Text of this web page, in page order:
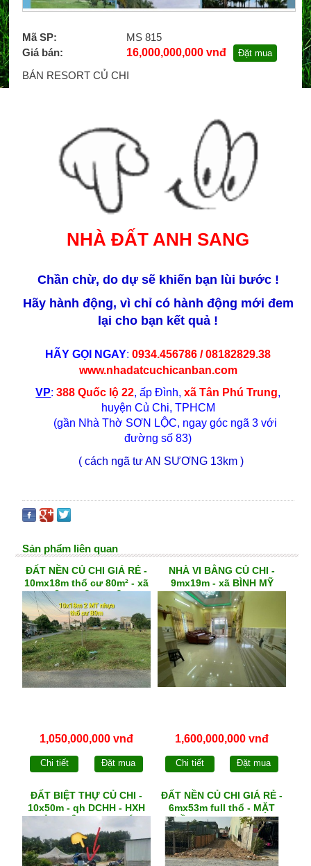
Mã SP:
MS 815
Giá bán:
16,000,000,000 vnđ Đặt mua
BÁN RESORT CỦ CHI
NHÀ ĐẤT ANH SANG
Chần chừ, do dự sẽ khiến bạn lùi bước !
Hãy hành động, vì chỉ có hành động mới đem
lại cho bạn kết quả !
HÃY GỌI NGAY: 0934.456786 / 08182829.38
www.nhadatcuchicanban.com
VP:388 Quốc lộ 22, ấp Đình,xã Tân Phú Trung,
huyện Củ Chi, TPHCM
(gần Nhà Thờ SƠN LỘC, ngay góc ngã 3 với
đường số 83)
( cách ngã tư AN SƯƠNG 13km )
Sản phẩm liên quan
ĐẤT NỀN CỦ CHI GIÁ RẺ -
10mx18m thổ cư 80m² - xã
TÂN THÔNG HỘI
1,050,000,000 vnđ
Chi tiết Đặt mua
NHÀ VI BẰNG CỦ CHI -
9mx19m - xã BÌNH MỸ
1,600,000,000 vnđ
Chi tiết Đặt mua
ĐẤT BIỆT THỰ CỦ CHI -
10x50m - qh DCHH - HXH
1/TỈNH LỘ 2, xã PHƯỚC
VĨNH AN
ĐẤT NỀN CỦ CHI GIÁ RẺ -
6mx53m full thổ - MẶT
TIỀN đường NHỰA xã
PHẠM VĂN CỘI